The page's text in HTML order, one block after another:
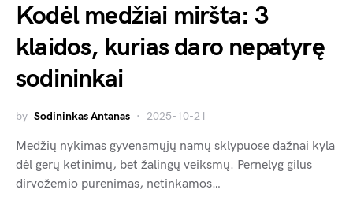
Kodėl medžiai miršta: 3
klaidos, kurias daro nepatyrę
sodininkai
by Sodininkas Antanas 2025-10-21
Medžių nykimas gyvenamųjų namų sklypuose dažnai kyla
dėl gerų ketinimų, bet žalingų veiksmų. Pernelyg gilus
dirvožemio purenimas, netinkamos…